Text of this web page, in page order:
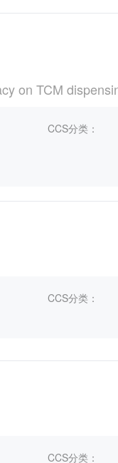
on TCM
CCS分类：
CCS分类：
CCS分类：